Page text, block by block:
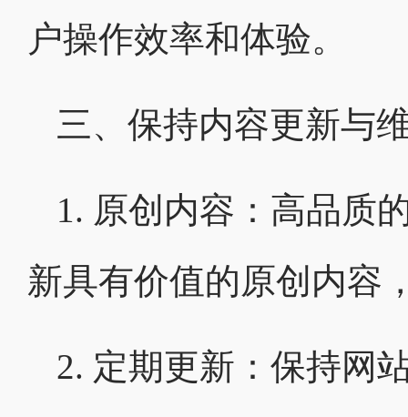
户操作效率和体验。
三、保持内容更新与
1. 原创内容：高品质
新具有价值的原创内容
2. 定期更新：保持网